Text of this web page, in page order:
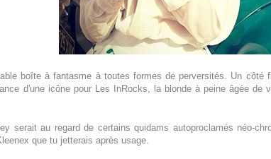
boîte à fantasme à toutes formes de perversités. Un
d'une icône pour Les InRocks, la blonde à peine âgée
serait au regard de certains quidams autoproclamés néo-
que tu jetterais après usage.